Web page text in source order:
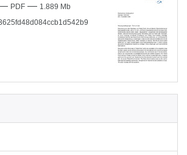
PDF — 1.889 Mb